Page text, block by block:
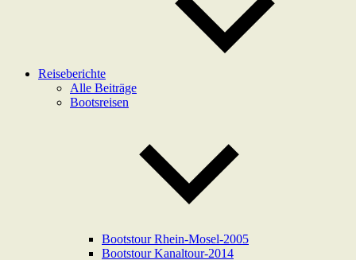
Reiseberichte
Alle Beiträge
Bootsreisen
Bootstour Rhein-Mosel-2005
Bootstour Kanaltour-2014